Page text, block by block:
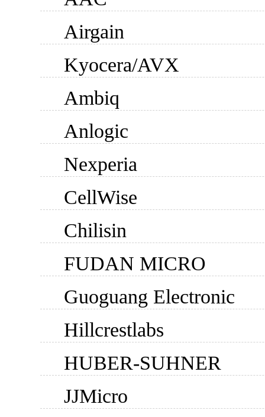
Airgain
Kyocera/AVX
Ambiq
Anlogic
Nexperia
CellWise
Chilisin
FUDAN MICRO
Guoguang Electronic
Hillcrestlabs
HUBER-SUHNER
JJMicro